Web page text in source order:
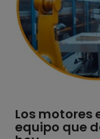
Los motores
equipo que